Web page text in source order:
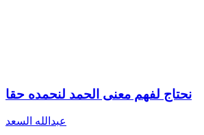
نحتاج لفهم معنى الحمد لنحمده حقا
عبدالله السعد